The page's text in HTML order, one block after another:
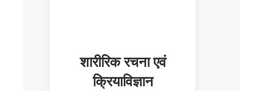
शारीरिक रचना एवं
क्रियाविज्ञान